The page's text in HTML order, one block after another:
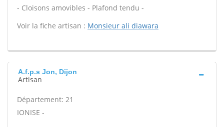
- Cloisons amovibles - Plafond tendu -
Voir la fiche artisan : Monsieur ali diawara
A.f.p.s Jon, Dijon
Artisan
Département: 21
IONISE -